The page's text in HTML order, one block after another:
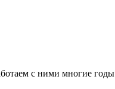
с ними многие годы